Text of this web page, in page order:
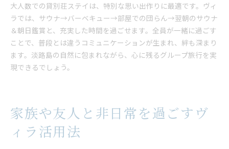
大人数での貸別荘ステイは、特別な思い出作りに最適です。ヴィ
ラでは、サウナ→バーベキュー→部屋での団らん→翌朝のサウナ
＆朝日鑑賞と、充実した時間を過ごせます。全員が一緒に過ごす
ことで、普段とは違うコミュニケーションが生まれ、絆も深まり
ます。淡路島の自然に包まれながら、心に残るグループ旅行を実
現できるでしょう。
家族や友人と非日常を過ごすヴ
ィラ活用法